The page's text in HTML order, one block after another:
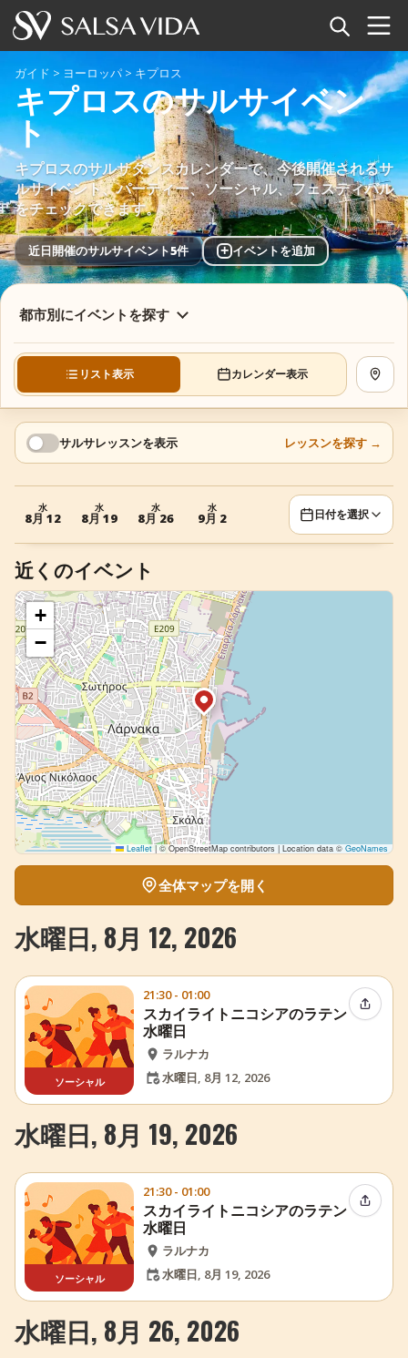
ホーム
イベント
ニュース
記事
動画
ショップ
TuneTempo
+ イベントを追加
ガイド > ヨーロッパ > キプロス
キプロスのサルサイベン
ト
キプロスのサルサダンスカレンダーで、今後開催されるサ
ルサイベント、パーティー、ソーシャル、フェスティバル
をチェックできます。
近日開催のサルサイベント5件 + イベントを追加
都市別にイベントを探す
リスト表示 カレンダー表示 地図
サルサレッスンを表示 レッスンを探す →
水
8月 12
水
8月 19
水
8月 26
水
9月 2 日付を選択
近くのイベント
+
−
Leaflet |© OpenStreetMap contributors | Location data ©GeoNames
全体マップを開く
水曜日, 8月 12, 2026
ソーシャル
21:30 - 01:00
スカイライトニコシアのラテン
水曜日
ラルナカ
水曜日, 8月 12, 2026
イベン
水曜日, 8月 19, 2026
ソーシャル
21:30 - 01:00
スカイライトニコシアのラテン
水曜日
ラルナカ
水曜日, 8月 19, 2026
イベン
水曜日, 8月 26, 2026